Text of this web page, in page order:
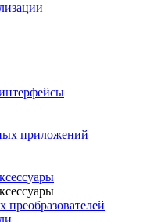
приложений
преобразователей